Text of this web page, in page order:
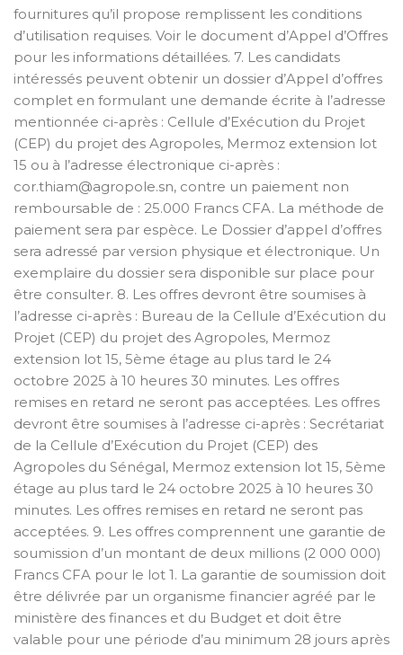
fournitures qu’il propose remplissent les conditions
d’utilisation requises. Voir le document d’Appel d’Offres
pour les informations détaillées. 7. Les candidats
intéressés peuvent obtenir un dossier d’Appel d’offres
complet en formulant une demande écrite à l’adresse
mentionnée ci-après : Cellule d’Exécution du Projet
(CEP) du projet des Agropoles, Mermoz extension lot
15 ou à l’adresse électronique ci-après :
cor.thiam@agropole.sn, contre un paiement non
remboursable de : 25.000 Francs CFA. La méthode de
paiement sera par espèce. Le Dossier d’appel d’offres
sera adressé par version physique et électronique. Un
exemplaire du dossier sera disponible sur place pour
être consulter. 8. Les offres devront être soumises à
l’adresse ci-après : Bureau de la Cellule d’Exécution du
Projet (CEP) du projet des Agropoles, Mermoz
extension lot 15, 5ème étage au plus tard le 24
octobre 2025 à 10 heures 30 minutes. Les offres
remises en retard ne seront pas acceptées. Les offres
devront être soumises à l’adresse ci-après : Secrétariat
de la Cellule d’Exécution du Projet (CEP) des
Agropoles du Sénégal, Mermoz extension lot 15, 5ème
étage au plus tard le 24 octobre 2025 à 10 heures 30
minutes. Les offres remises en retard ne seront pas
acceptées. 9. Les offres comprennent une garantie de
soumission d’un montant de deux millions (2 000 000)
Francs CFA pour le lot 1. La garantie de soumission doit
être délivrée par un organisme financier agréé par le
ministère des finances et du Budget et doit être
valable pour une période d’au minimum 28 jours après